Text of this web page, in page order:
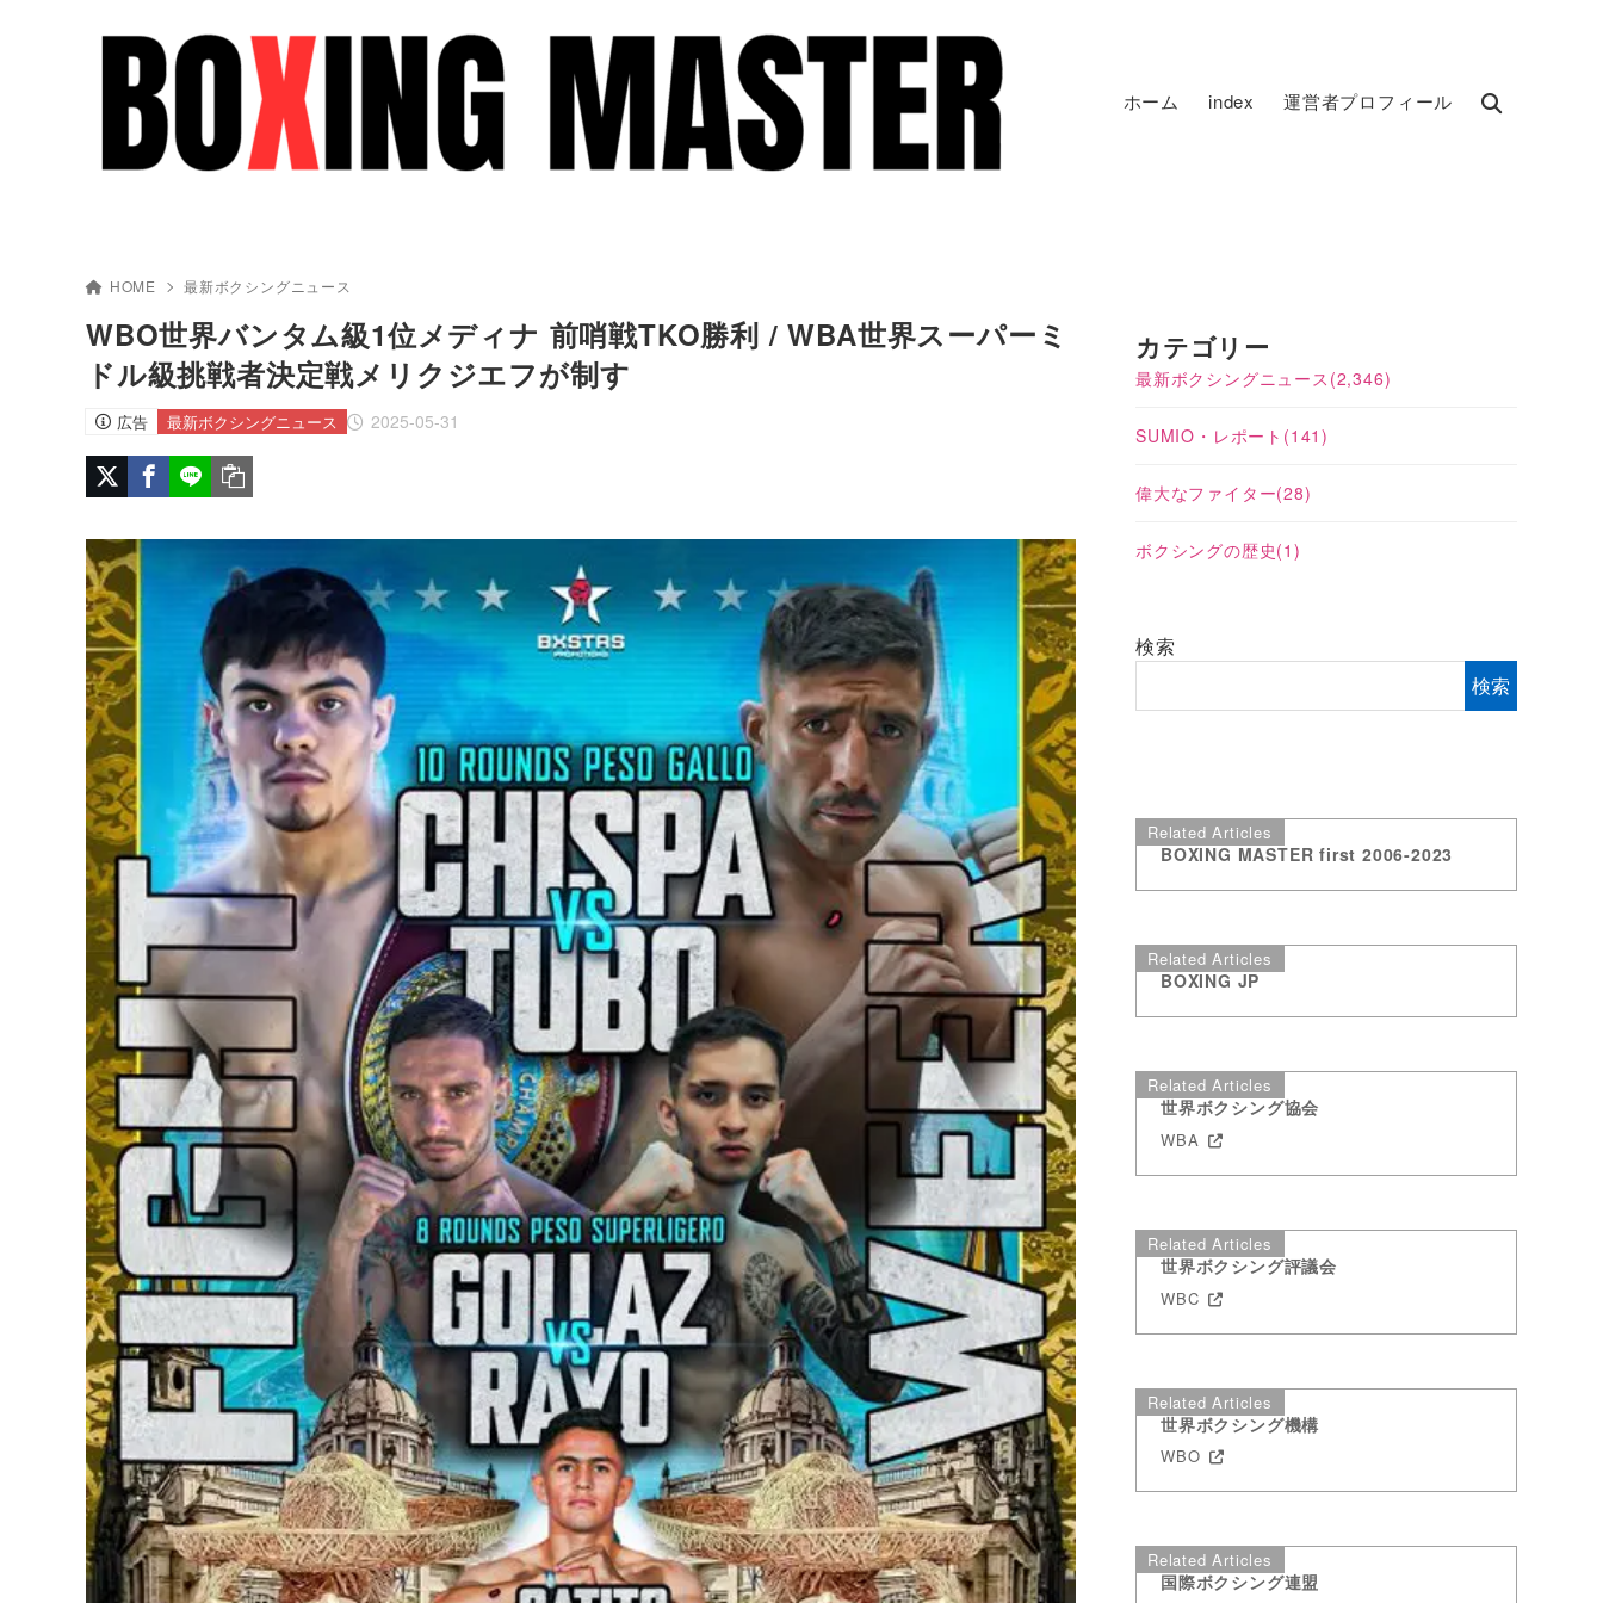
ホーム index 運営者プロフィール
HOME 最新ボクシングニュース
WBO世界バンタム級1位メディナ 前哨戦TKO勝利 / WBA世界スーパーミ
ドル級挑戦者決定戦メリクジエフが制す
広告 2025-05-31
最新ボクシングニュース
カテゴリー
最新ボクシングニュース (2,346)
SUMIO・レポート (141)
偉大なファイター(28)
ボクシングの歴史(1)
検索
検索
Related Articles
BOXING MASTER first 2006-2023
Related Articles
BOXING JP
Related Articles
世界ボクシング協会
WBA
Related Articles
世界ボクシング評議会
WBC
Related Articles
世界ボクシング機構
WBO
Related Articles
国際ボクシング連盟